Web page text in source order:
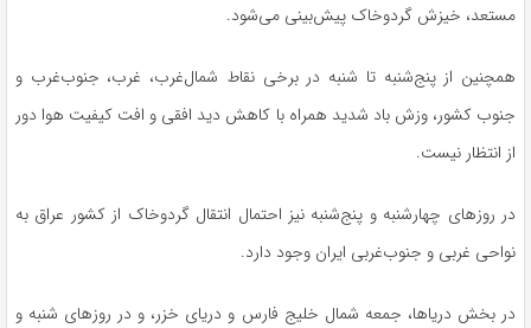
مستعد، خیزش گردوخاک پیش‌بینی می‌شود.
همچنین از پنج‌شنبه تا شنبه در برخی نقاط شمال‌غرب، غرب، جنوب‌غرب و
جنوب کشور، وزش باد شدید همراه با کاهش دید افقی و افت کیفیت هوا دور
از انتظار نیست.
در روز‌های چهارشنبه و پنج‌شنبه نیز احتمال انتقال گردوخاک از کشور عراق به
نواحی غربی و جنوب‌غربی ایران وجود دارد.
در بخش دریاها، جمعه شمال خلیج فارس و دریای خزر، و در روز‌های شنبه و